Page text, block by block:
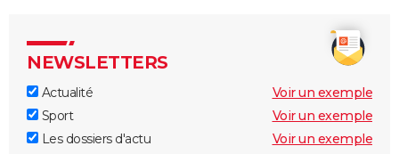
NEWSLETTERS
Actualité
Voir un exemple
Sport
Voir un exemple
Les dossiers d'actu
Voir un exemple